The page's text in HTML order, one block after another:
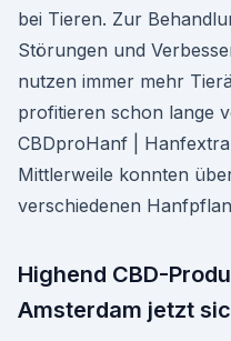
bei Tieren. Zur
Störungen und
nutzen immer mehr
profitieren schon lange
CBDproHanf |
Mittlerweile konnten
verschiedenen
Highend CBD-
Amsterdam jetzt